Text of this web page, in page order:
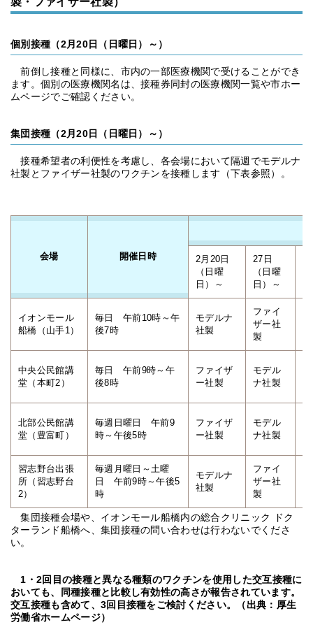
個別接種（2月20日（日曜日）～）
前倒し接種と同様に、市内の一部医療機関で受けることができ
ます。個別の医療機関名は、接種券同封の医療機関一覧や市ホー
ムページでご確認ください。
集団接種（2月20日（日曜日）～）
接種希望者の利便性を考慮し、各会場において隔週でモデルナ
社製とファイザー社製のワクチンを接種します（下表参照）。
会場 開催日時
2月20日
（日曜
日）～
27日
（日曜
日）～
イオンモール
船橋（山手1）
毎日 午前10時～午
後7時
モデルナ
社製
ファイ
ザー社
製
中央公民館講
堂（本町2）
毎日 午前9時～午
後8時
ファイザ
ー社製
モデル
ナ社製
北部公民館講
堂（豊富町）
毎週日曜日 午前9
時～午後5時
ファイザ
ー社製
モデル
ナ社製
習志野台出張
所（習志野台
2）
毎週月曜日～土曜
日 午前9時～午後5
時
モデルナ
社製
ファイ
ザー社
製
集団接種会場や、イオンモール船橋内の総合クリニック ドク
ターランド船橋へ、集団接種の問い合わせは行わないでくださ
い。
1・2回目の接種と異なる種類のワクチンを使用した交互接種に
おいても、同種接種と比較し有効性の高さが報告されています。
交互接種も含めて、3回目接種をご検討ください。（出典：厚生
労働省ホームページ）